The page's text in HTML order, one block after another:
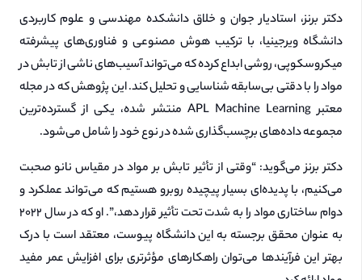
دکتر برنز، استادیار جوان و خلاق دانشکده مهندسی و علوم کاربردی
دانشگاه ویرجینیا، با ترکیب هوش مصنوعی و فناوری‌های پیشرفته
میکروسکوپی، روشی ابداع کرده که می‌تواند آسیب‌های ناشی از تابش در
مواد را با دقتی بی‌سابقه شناسایی و تحلیل کند. این پژوهش که در مجله
معتبر APL Machine Learning منتشر شده، یکی از گسترده‌ترین
مجموعه داده‌های برچسب‌گذاری شده در نوع خود را شامل می‌شود.
دکتر برنز می‌گوید: “وقتی از تأثیر تابش بر مواد در مقیاس نانو صحبت
می‌کنیم، با پدیده‌ای بسیار پیچیده روبرو هستیم که می‌تواند عملکرد و
دوام ساختاری مواد را به شدت تحت تأثیر قرار دهد،”. او که در سال ۲۰۲۲
به عنوان محقق برجسته به این دانشگاه پیوست، معتقد است با درک
بهتر این فرآیندها می‌توان راهکارهای مؤثرتری برای افزایش عمر مفید